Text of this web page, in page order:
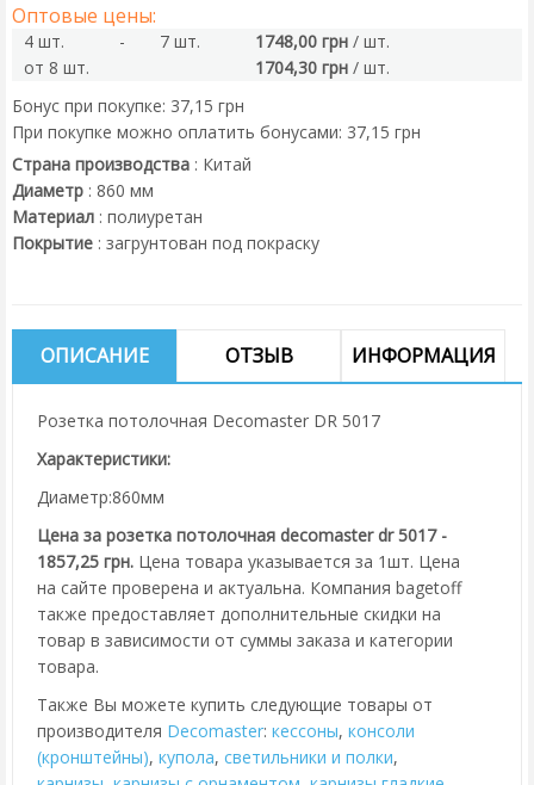
Оптовые цены:
4 шт. - 7 шт. 1748,00 грн / шт.
от 8 шт.
1704,30 грн / шт.
Бонус при покупке: 37,15 грн
При покупке можно оплатить бонусами: 37,15 грн
Страна производства : Китай
Диаметр : 860 мм
Материал : полиуретан
Покрытие : загрунтован под покраску
ОПИСАНИЕ ОТЗЫВ ИНФОРМАЦИЯ
Розетка потолочная Decomaster DR 5017
Характеристики:
Диаметр:860мм
Цена за розетка потолочная decomaster dr 5017 -
1857,25 грн. Цена товара указывается за 1шт. Цена
на сайте проверена и актуальна. Компания bagetoff
также предоставляет дополнительные скидки на
товар в зависимости от суммы заказа и категории
товара.
Также Вы можете купить следующие товары от
производителя Decomaster: кессоны, консоли
(кронштейны), купола, cветильники и полки,